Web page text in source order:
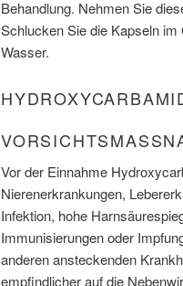
Behandlung. Nehmen Sie
Schlucken Sie die Kapseln
Wasser.
Vor der Einnahme
Nierenerkrankungen,
Infektion, hohe
Immunisierungen oder
anderen ansteckenden
empfindlicher auf die